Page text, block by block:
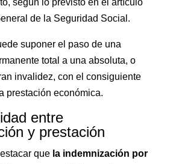
según lo previsto en el artículo
de la Seguridad Social.
suponer el paso de una
total a una absoluta, o
invalidez, con el consiguiente
prestación económica.
entre
y prestación
que la indemnización por